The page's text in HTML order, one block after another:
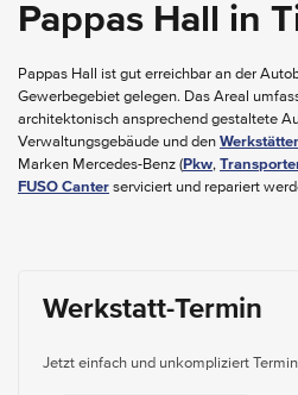
Pappas Hall in
Pappas Hall ist gut erreichbar an der
Gewerbegebiet gelegen. Das Areal
architektonisch ansprechend gestaltete
Verwaltungsgebäude und den
Marken Mercedes-Benz (Pkw,
FUSO Canter serviciert und repariert
Werkstatt-Termin
Jetzt einfach und unkompliziert